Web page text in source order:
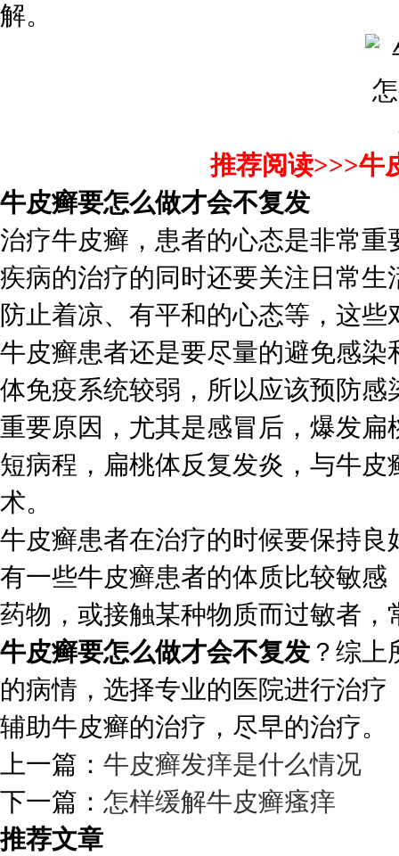
解。
推荐阅读>>>牛
牛皮癣要怎么做才会不复发
治疗牛皮癣，患者的心态是非常
疾病的治疗的同时还要关注日常
防止着凉、有平和的心态等，这
牛皮癣患者还是要尽量的避免感
体免疫系统较弱，所以应该预防
重要原因，尤其是感冒后，爆发
短病程，扁桃体反复发炎，与牛
术。
牛皮癣患者在治疗的时候要保持
有一些牛皮癣患者的体质比较敏
药物，或接触某种物质而过敏者
牛皮癣要怎么做才会不复发 ？综
的病情，选择专业的医院进行治
辅助牛皮癣的治疗，尽早的治疗。
上一篇： 牛皮癣发痒是什么情况
下一篇： 怎样缓解牛皮癣瘙痒
推荐文章